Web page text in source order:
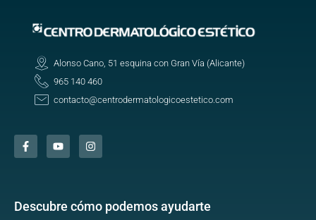
Alonso Cano, 51 esquina con Gran Vía (Alicante)
965 140 460
contacto@centrodermatologicoestetico.com
Descubre cómo podemos ayudarte